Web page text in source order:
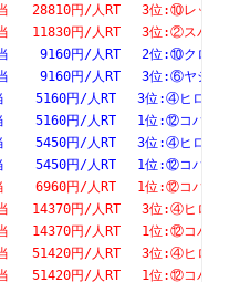
当   28810円/人RT　 3
配当   11830円/人RT　
配当    9160円/人RT　
3/配当    9160円/人RT
5160円/人RT　 3位:④ヒロイ
5160円/人RT　 1位:⑫コバル
5450円/人RT　 3位:④ヒロイ
5450円/人RT　 1位:⑫コバル
6960円/人RT　 1位:⑫コバル
14370円/人RT　 3位:④ヒロイ
14370円/人RT　 1位:⑫コバル
51420円/人RT　 3位:④ヒロイ
51420円/人RT　 1位:⑫コバル